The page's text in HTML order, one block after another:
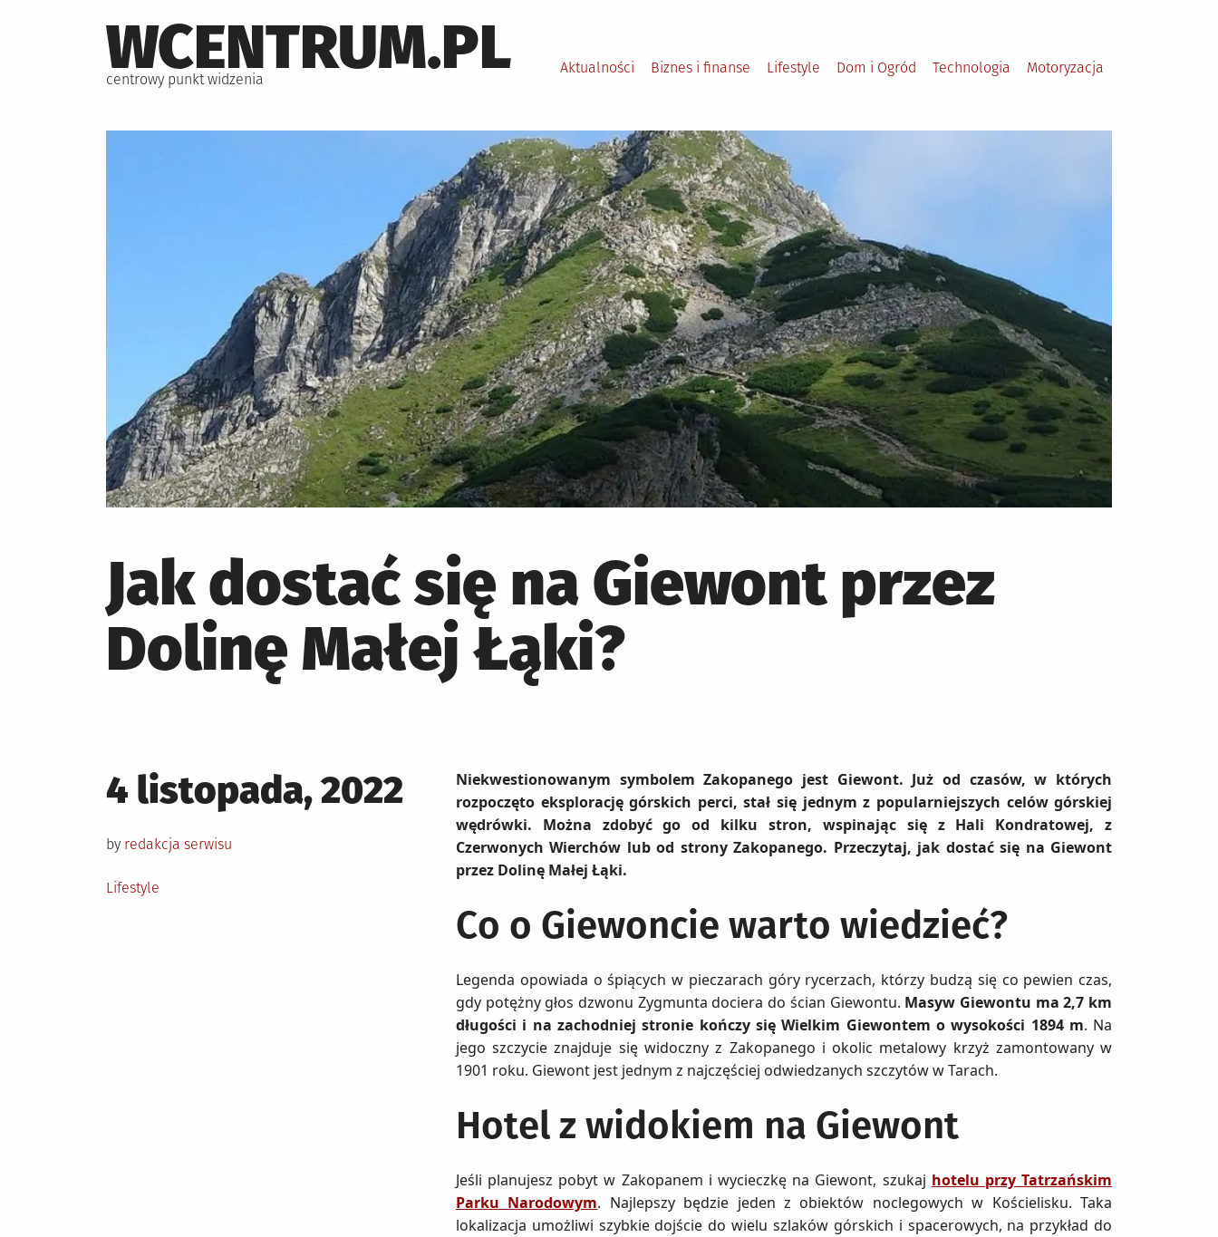
to
content
WCENTRUM.PL
centrowy punkt widzenia
Aktualności Biznes i finanse Lifestyle Dom i Ogród Technologia Motoryzacja
Jak dostać się na Giewont przez
Dolinę Małej Łąki?
Posted
on
4 listopada, 2022
by redakcja serwisu
Posted
Lifestyle
Niekwestionowanym symbolem Zakopanego jest Giewont. Już od czasów, w których
rozpoczęto eksplorację górskich perci, stał się jednym z popularniejszych celów górskiej
wędrówki. Można zdobyć go od kilku stron, wspinając się z Hali Kondratowej, z
Czerwonych Wierchów lub od strony Zakopanego. Przeczytaj, jak dostać się na Giewont
przez Dolinę Małej Łąki.
Co o Giewoncie warto wiedzieć?
Legenda opowiada o śpiących w pieczarach góry rycerzach, którzy budzą się co pewien czas,
gdy potężny głos dzwonu Zygmunta dociera do ścian Giewontu. Masyw Giewontu ma 2,7 km
długości i na zachodniej stronie kończy się Wielkim Giewontem o wysokości 1894 m. Na
jego szczycie znajduje się widoczny z Zakopanego i okolic metalowy krzyż zamontowany w
1901 roku. Giewont jest jednym z najczęściej odwiedzanych szczytów w Tarach.
Hotel z widokiem na Giewont
Jeśli planujesz pobyt w Zakopanem i wycieczkę na Giewont, szukaj hotelu przy Tatrzańskim
Parku Narodowym. Najlepszy będzie jeden z obiektów noclegowych w Kościelisku. Taka
lokalizacja umożliwi szybkie dojście do wielu szlaków górskich i spacerowych, na przykład do